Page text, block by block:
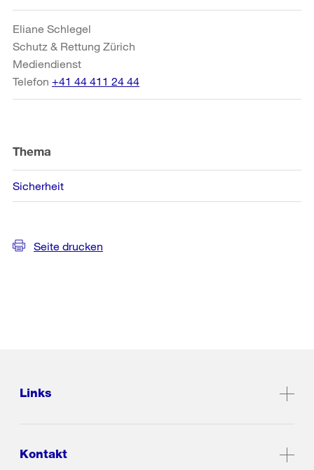
Informationen
Eliane Schlegel
Schutz & Rettung Zürich
Mediendienst
Telefon +41 44 411 24 44
Thema
Sicherheit
Seite drucken
Links
Kontakt